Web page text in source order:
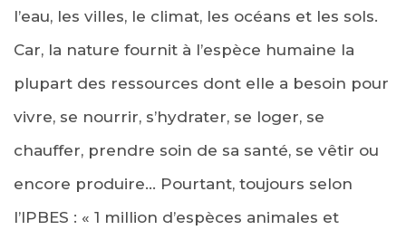
l’eau, les villes, le climat, les océans et les sols.
Car, la nature fournit à l’espèce humaine la
plupart des ressources dont elle a besoin pour
vivre, se nourrir, s’hydrater, se loger, se
chauffer, prendre soin de sa santé, se vêtir ou
encore produire… Pourtant, toujours selon
l’IPBES : « 1 million d’espèces animales et